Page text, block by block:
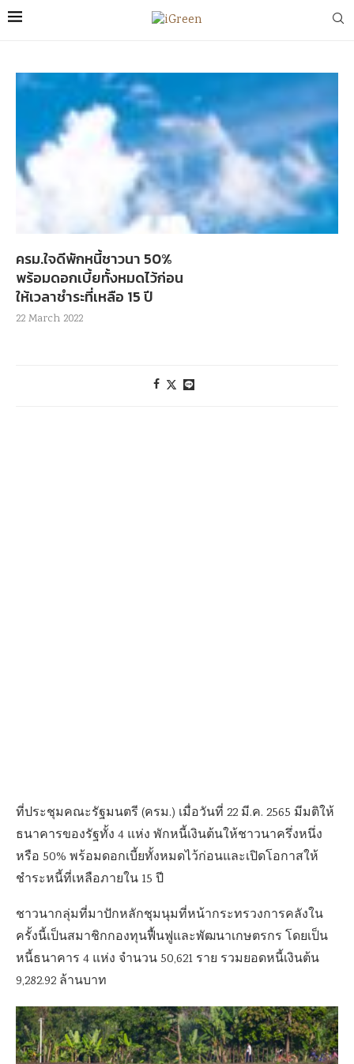
ครม.ใจดีพักหนี้ชาวนา 50%
พร้อมดอกเบี้ยทั้งหมดไว้ก่อน
ให้เวลาชำระที่เหลือ 15 ปี
22 March 2022
ที่ประชุมคณะรัฐมนตรี (ครม.) เมื่อวันที่ 22 มี.ค. 2565 มีมติให้
ธนาคารของรัฐทั้ง 4 แห่ง พักหนี้เงินต้นให้ชาวนาครึ่งหนึ่ง
หรือ 50% พร้อมดอกเบี้ยทั้งหมดไว้ก่อนและเปิดโอกาสให้
ชำระหนี้ที่เหลือภายใน 15 ปี
ชาวนากลุ่มที่มาปักหลักชุมนุมที่หน้ากระทรวงการคลังใน
ครั้งนี้เป็นสมาชิกกองทุนฟื้นฟูและพัฒนาเกษตรกร โดยเป็น
หนี้ธนาคาร 4 แห่ง จำนวน 50,621 ราย รวมยอดหนี้เงินต้น
9,282.92 ล้านบาท